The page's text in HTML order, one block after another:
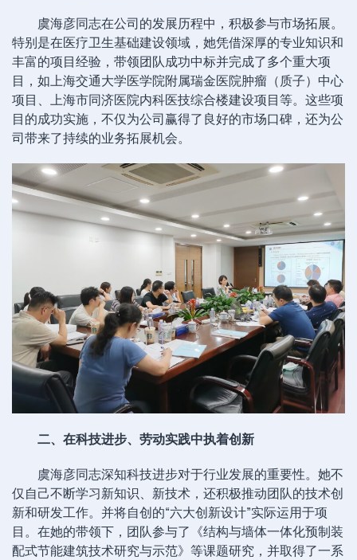
虞海彦同志在公司的发展历程中，积极参与市场拓展。
特别是在医疗卫生基础建设领域，她凭借深厚的专业知识和
丰富的项目经验，带领团队成功中标并完成了多个重大项
目，如上海交通大学医学院附属瑞金医院肿瘤（质子）中心
项目、上海市同济医院内科医技综合楼建设项目等。这些项
目的成功实施，不仅为公司赢得了良好的市场口碑，还为公
司带来了持续的业务拓展机会。
二、在科技进步、劳动实践中执着创新
虞海彦同志深知科技进步对于行业发展的重要性。她不
仅自己不断学习新知识、新技术，还积极推动团队的技术创
新和研发工作。并将自创的“六大创新设计”实际运用于项
目。在她的带领下，团队参与了《结构与墙体一体化预制装
配式节能建筑技术研究与示范》等课题研究，并取得了一系